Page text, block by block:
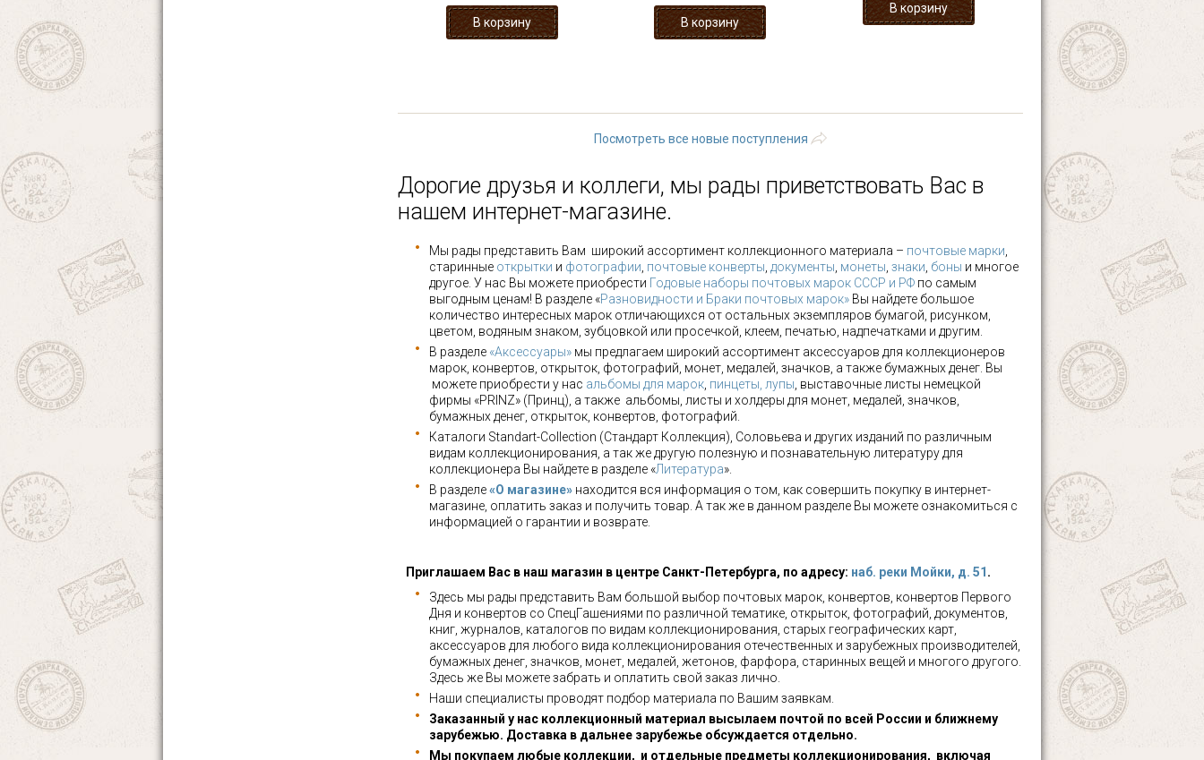
Посмотреть все новые поступления
Дорогие друзья и коллеги, мы рады приветствовать Вас в
нашем интернет-магазине.
Мы рады представить Вам широкий ассортимент коллекционного материала – почтовые марки
старинные открытки и фотографии почтовые конверты документы монеты знаки боны и многое
другое. У нас Вы можете приобрести Годовые наборы почтовых марок СССР и РФ по самым
выгодным ценам! В разделе «Разновидности и Браки почтовых марок» Вы найдете большое
количество интересных марок отличающихся от остальных экземпляров бумагой, рисунком,
цветом, водяным знаком, зубцовкой или просечкой, клеем, печатью, надпечатками и другим.
В разделе «Аксессуары» мы предлагаем широкий ассортимент аксессуаров для коллекционеров
марок, конвертов, открыток, фотографий, монет, медалей, значков, а также бумажных денег. Вы
можете приобрести у нас альбомы для марок пинцеты, лупы , выставочные листы немецкой
фирмы «PRINZ» (Принц), а также альбомы, листы и холдеры для монет, медалей, значков,
бумажных денег, открыток, конвертов, фотографий.
Каталоги Standart-Collection (Стандарт Коллекция), Соловьева и других изданий по различным
видам коллекционирования, а так же другую полезную и познавательную литературу для
коллекционера Вы найдете в разделе «Литература».
В разделе«О магазине» находится вся информация о том, как совершить покупку в интернет-
магазине, оплатить заказ и получить товар. А так же в данном разделе Вы можете ознакомиться с
информацией о гарантии и возврате.
Приглашаем Вас в наш магазин в центре Санкт-Петербурга, по адресу: наб. реки Мойки, д. 51 .
Здесь мы рады представить Вам большой выбор почтовых марок, конвертов, конвертов Первого
Дня и конвертов со СпецГашениями по различной тематике, открыток, фотографий, документов,
книг, журналов, каталогов по видам коллекционирования, старых географических карт,
аксессуаров для любого вида коллекционирования отечественных и зарубежных производителей,
бумажных денег, значков, монет, медалей, жетонов, фарфора, старинных вещей и многого другого.
Здесь же Вы можете забрать и оплатить свой заказ лично.
Наши специалисты проводят подбор материала по Вашим заявкам.
Заказанный у нас коллекционный материал высылаем почтой по всей России и ближнему
зарубежью. Доставка в дальнее зарубежье обсуждается отдельно.
Мы покупаем любые коллекции, и отдельные предметы коллекционирования, включая